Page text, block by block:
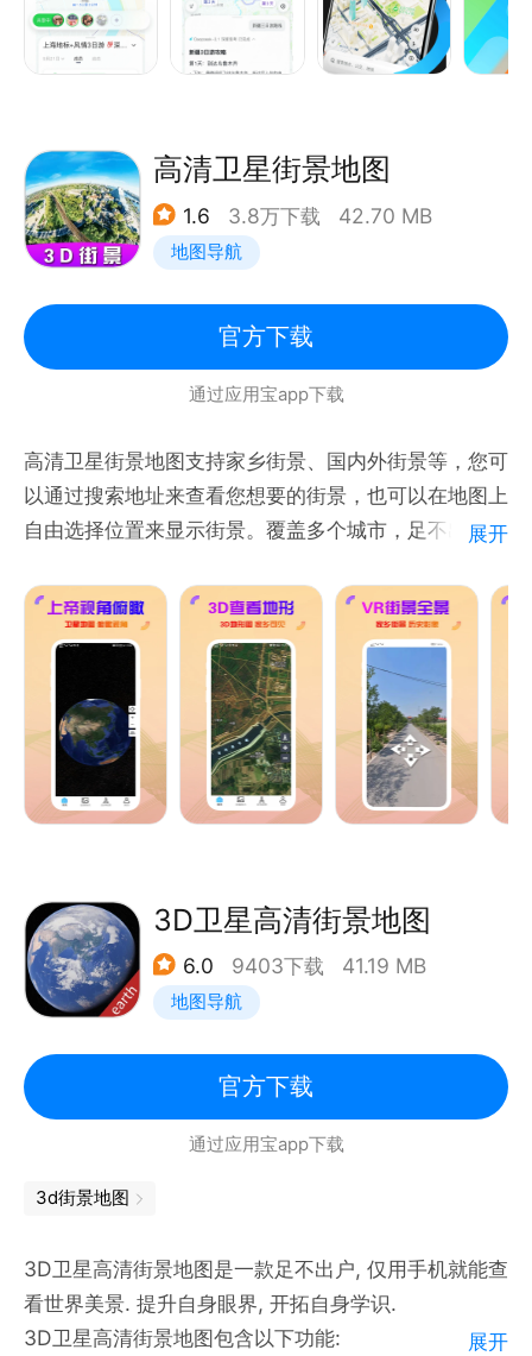
淀专属足迹指南。
【AI 叮当再进化｜全流程 AI 陪伴，省心更懂你】
【性能与视觉｜轻盈流畅，体验焕新】
【联系我们】
* 如在使用中遇到任何问题或有宝贵建议，欢迎通过
App内“设置-意见反馈”向我们反馈，或加入官方用户
* 为提供持续精准的导航服务，应用在后台可能会持续
使用GPS定位功能，增加设备的电量消耗。
高清卫星街景地图
1.6 3.8万下载 42.70 MB
地图导航
官方下载
通过应用宝app下载
高清卫星街景地图支持家乡街景、国内外街景等，您可
以通过搜索地址来查看您想要的街景，也可以在地图上
自由选择位置来显示街景。覆盖多个城市，足不出户也
1.搜索位置，街道全景呈现眼前，无限放大不模糊，连
地面小车也能看清
2.实景看家乡街景，老家房子和小路都特别清晰
3.高清地图任性看，高清卫星、地形等地图高清不卡顿
展开
3D卫星高清街景地图
6.0 9403下载 41.19 MB
地图导航
官方下载
通过应用宝app下载
3d街景地图
3D卫星高清街景地图是一款足不出户, 仅用手机就能查
看世界美景. 提升自身眼界, 开拓自身学识.
3D卫星高清街景地图包含以下功能:
展开